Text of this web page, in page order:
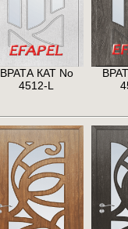
ВРАТА КАТ No
4512-L